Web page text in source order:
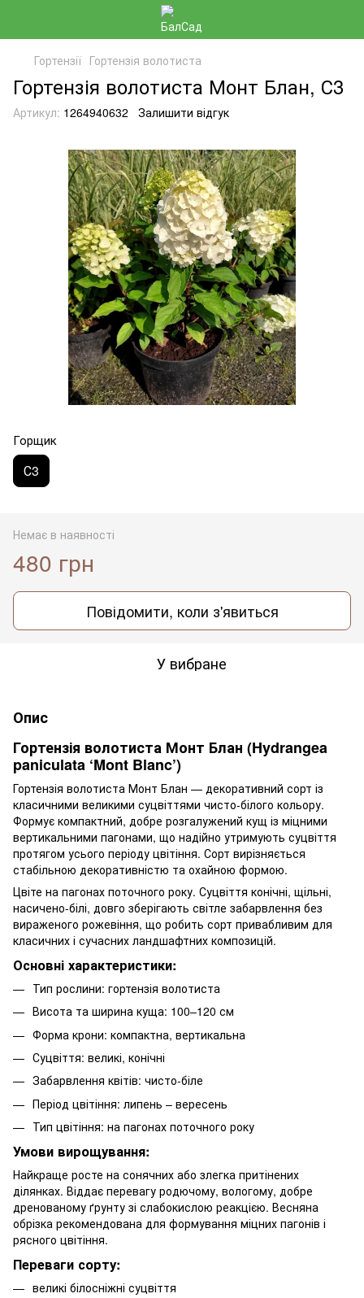
Гортензії Гортензія волотиста
Гортензія волотиста Монт Блан, С3
Артикул: 1264940632 Залишити відгук
Горщик
С3
Немає в наявності
480 грн
Повідомити, коли з'явиться
У вибране
Опис
Гортензія волотиста Монт Блан (Hydrangea
paniculata ‘Mont Blanc’)
Гортензія волотиста Монт Блан — декоративний сорт із
класичними великими суцвіттями чисто-білого кольору.
Формує компактний, добре розгалужений кущ із міцними
вертикальними пагонами, що надійно утримують суцвіття
протягом усього періоду цвітіння. Сорт вирізняється
стабільною декоративністю та охайною формою.
Цвіте на пагонах поточного року. Суцвіття конічні, щільні,
насичено-білі, довго зберігають світле забарвлення без
вираженого рожевіння, що робить сорт привабливим для
класичних і сучасних ландшафтних композицій.
Основні характеристики:
Тип рослини: гортензія волотиста
Висота та ширина куща: 100–120 см
Форма крони: компактна, вертикальна
Суцвіття: великі, конічні
Забарвлення квітів: чисто-біле
Період цвітіння: липень – вересень
Тип цвітіння: на пагонах поточного року
Умови вирощування:
Найкраще росте на сонячних або злегка притінених
ділянках. Віддає перевагу родючому, вологому, добре
дренованому ґрунту зі слабокислою реакцією. Весняна
обрізка рекомендована для формування міцних пагонів і
рясного цвітіння.
Переваги сорту:
великі білосніжні суцвіття